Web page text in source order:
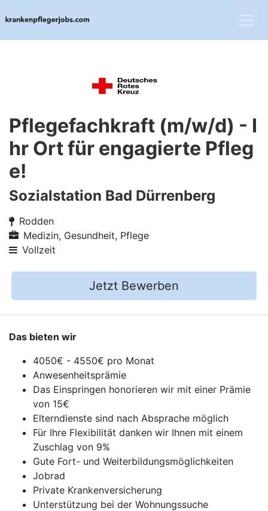
Pflegefachkraft (m/w/d) - I
hr Ort für engagierte Pfleg
e!
Sozialstation Bad Dürrenberg
Rodden
Medizin, Gesundheit, Pflege
Vollzeit
Jetzt Bewerben
Das bieten wir
4050€ - 4550€ pro Monat
Anwesenheitsprämie
Das Einspringen honorieren wir mit einer Prämie
von 15€
Elterndienste sind nach Absprache möglich
Für Ihre Flexibilität danken wir Ihnen mit einem
Zuschlag von 9%
Gute Fort- und Weiterbildungsmöglichkeiten
Jobrad
Private Krankenversicherung
Unterstützung bei der Wohnungssuche